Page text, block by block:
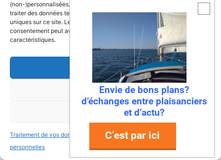
(non-)personnalisées. Consentir à ces technologies nous autorisera à
traiter des données telles que le comportement de navigation ou les ID
uniques sur ce site. Le fait de ne pas consentir ou de retirer son
consentement peut avoir un effet négatif sur certaines fonctonnalités et
caractéristiques.
Accepter
Refuser
Voir les préférences
Traitement de vos données
personnelles
Traitement de vos données
personnelles
Fiches de présentation de voiliers
comprenant une présentation, les
retours propriétaires, les points à vérifier
ainsi que la fiche technique du bateau.
Bali 4.8, un vrai
catamaran à vivre
Antarès 700 Pêche, le
bateau pensé pour les
Envie de bons plans?
d’échanges entre plaisanciers
et d’actu?
C’est par ici